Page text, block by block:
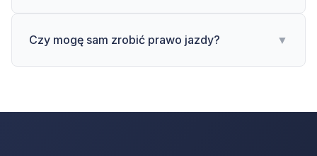
Czy mogę sam zrobić prawo jazdy? ▼